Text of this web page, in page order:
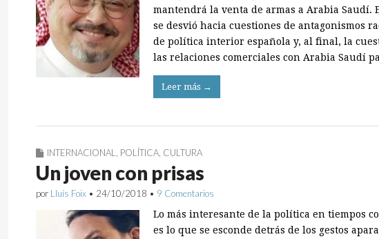
mantendrá la venta de armas a Arabia Saudí.
se desvió hacia cuestiones de antagonismos
de política interior española y, al final, la
las relaciones comerciales con Arabia Saudí
Leer más →
INTERNACIONAL POLÍTICA CULTURA
Un joven con prisas
por Lluís Foix • 24/10/2018 • 9 Comentarios
Lo más interesante de la política en tiempos
es lo que se esconde detrás de los gestos